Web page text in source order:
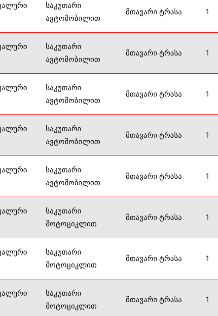
საკუთარი
ავტომობილით
მთავარი ტრასა 1
საკუთარი
ავტომობილით
მთავარი ტრასა 1
საკუთარი
ავტომობილით
მთავარი ტრასა 1
საკუთარი
ავტომობილით
მთავარი ტრასა 1
საკუთარი
ავტომობილით
მთავარი ტრასა 1
საკუთარი
მოტოციკლით
მთავარი ტრასა 1
საკუთარი
მოტოციკლით
მთავარი ტრასა 1
საკუთარი
მოტოციკლით
მთავარი ტრასა 1